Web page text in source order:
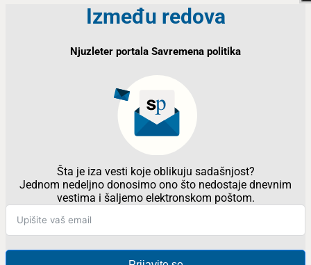
Između redova
Njuzleter portala Savremena politika
Šta je iza vesti koje oblikuju sadašnjost?
Jednom nedeljno donosimo ono što nedostaje dnevnim
vestima i šaljemo elektronskom poštom.